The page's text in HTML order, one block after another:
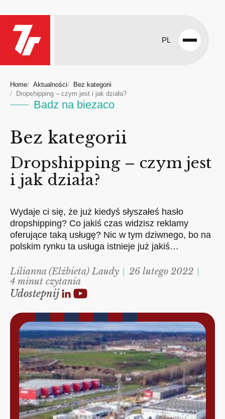
PL
Open
Home Aktualności
Bez kategorii
Dropshipping – czym jest i jak działa?
Badz na biezaco
Bez kategorii
Dropshipping – czym jest
i jak działa?
Wydaje ci się, że już kiedyś słyszałeś hasło
dropshipping? Co jakiś czas widzisz reklamy
oferujące taką usługę? Nic w tym dziwnego, bo na
polskim rynku ta usługa istnieje już jakiś…
Lilianna (Elżbieta) Laudy
26 lutego 2022
4 minut czytania
Udostepnij